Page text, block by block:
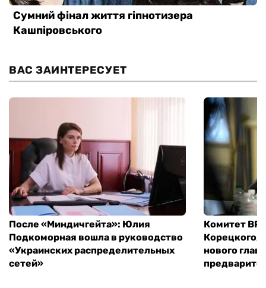
ВАС ЗАИНТЕРЕСУЕТ
После «Миндичгейта»: Юлия
Подкоморная вошла в руководство
«Украинских распределительных
сетей»
Комитет ВР
Корецкого,
нового